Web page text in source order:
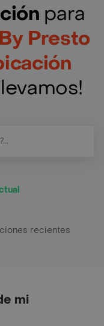
para
Presto
recientes
mi